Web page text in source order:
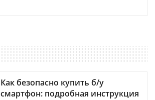
Как безопасно купить б/у
смартфон: подробная инструкция